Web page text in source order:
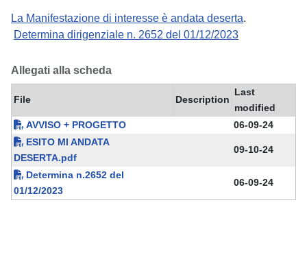
La Manifestazione di interesse è andata deserta.
Determina dirigenziale n. 2652 del 01/12/2023
Allegati alla scheda
File Description
Last
modified
AVVISO + PROGETTO
06-09-24
ESITO MI ANDATA
DESERTA.pdf
09-10-24
Determina n.2652 del
01/12/2023
06-09-24